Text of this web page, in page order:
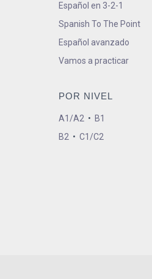
Español en 3-2-1
Spanish To The Point
Español avanzado
Vamos a practicar
POR NIVEL
A1/A2 • B1
B2 • C1/C2